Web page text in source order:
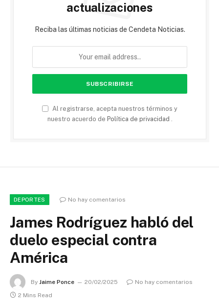
actualizaciones
Reciba las últimas noticias de Cendeta Noticias.
Al registrarse, acepta nuestros términos y
nuestro acuerdo de Política de privacidad .
DEPORTES No hay comentarios
James Rodríguez habló del
duelo especial contra
América
By Jaime Ponce 20/02/2025
No hay comentarios
2 Mins Read